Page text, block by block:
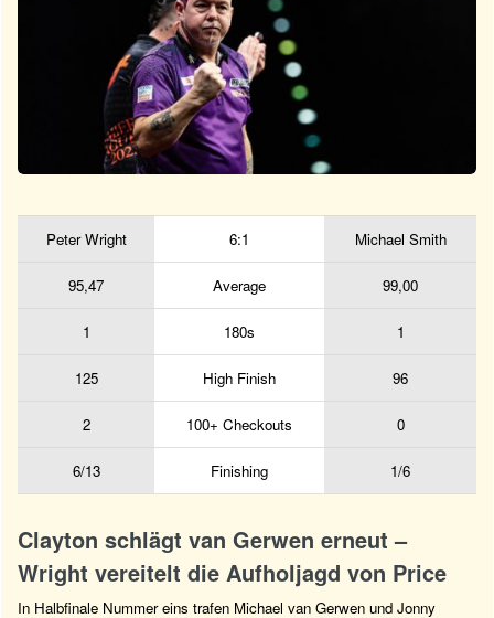
Peter Wright 6:1 Michael Smith
95,47 Average 99,00
1 180s 1
125 High Finish 96
2 100+ Checkouts 0
6/13 Finishing 1/6
Clayton schlägt van Gerwen erneut –
Wright vereitelt die Aufholjagd von Price
In Halbfinale Nummer eins trafen Michael van Gerwen und Jonny